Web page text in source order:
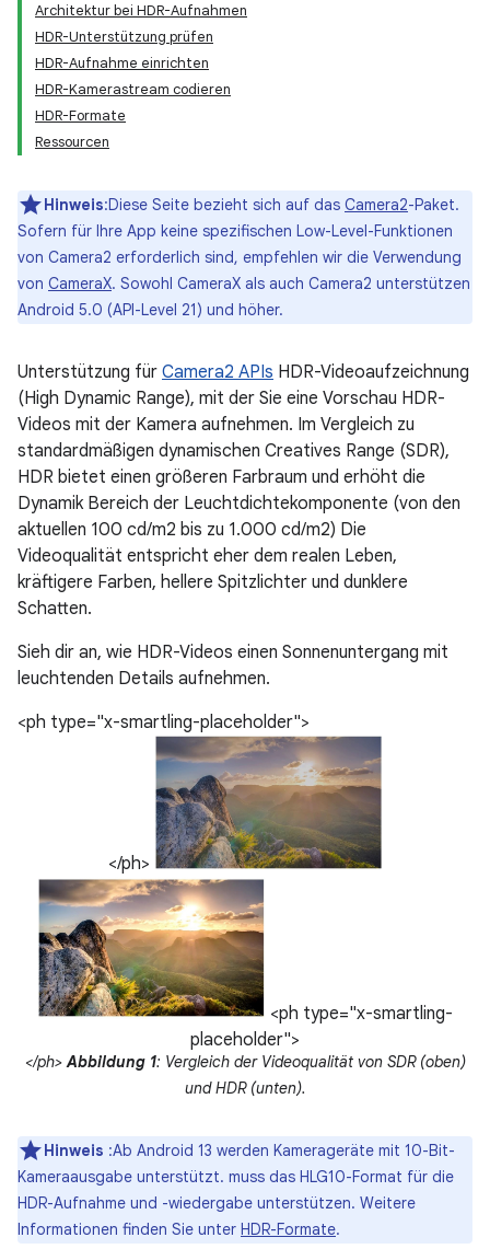
Architektur bei HDR-Aufnahmen
HDR-Unterstützung prüfen
HDR-Aufnahme einrichten
HDR-Kamerastream codieren
HDR-Formate
Ressourcen
Hinweis:Diese Seite bezieht sich auf das Camera2-Paket.
Sofern für Ihre App keine spezifischen Low-Level-Funktionen
von Camera2 erforderlich sind, empfehlen wir die Verwendung
von CameraX. Sowohl CameraX als auch Camera2 unterstützen
Android 5.0 (API-Level 21) und höher.
Unterstützung für Camera2 APIs HDR-Videoaufzeichnung
(High Dynamic Range), mit der Sie eine Vorschau HDR-
Videos mit der Kamera aufnehmen. Im Vergleich zu
standardmäßigen dynamischen Creatives Range (SDR),
HDR bietet einen größeren Farbraum und erhöht die
Dynamik Bereich der Leuchtdichtekomponente (von den
aktuellen 100 cd/m2 bis zu 1.000 cd/m2) Die
Videoqualität entspricht eher dem realen Leben,
kräftigere Farben, hellere Spitzlichter und dunklere
Schatten.
Sieh dir an, wie HDR-Videos einen Sonnenuntergang mit
leuchtenden Details aufnehmen.
<ph type="x-smartling-placeholder">
</ph>
<ph type="x-smartling-
placeholder">
</ph>Abbildung 1: Vergleich der Videoqualität von SDR (oben)
und HDR (unten).
Hinweis :Ab Android 13 werden Kamerageräte mit 10-Bit-
Kameraausgabe unterstützt. muss das HLG10-Format für die
HDR-Aufnahme und -wiedergabe unterstützen. Weitere
Informationen finden Sie unter HDR-Formate.